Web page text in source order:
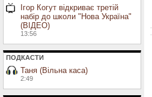
Ігор Когут відкриває третій
набір до школи "Нова Україна"
(ВІДЕО)
13:56
ПОДКАСТИ
Таня (Вільна каса)
2:49